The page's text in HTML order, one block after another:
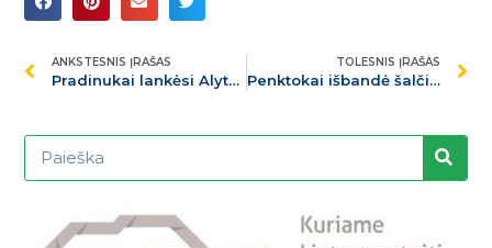
ANKSTESNIS ĮRAŠAS
Pradinukai lankėsi Alytaus kino teatre
TOLESNIS ĮRAŠAS
Penktokai išbandė šalčio kerus